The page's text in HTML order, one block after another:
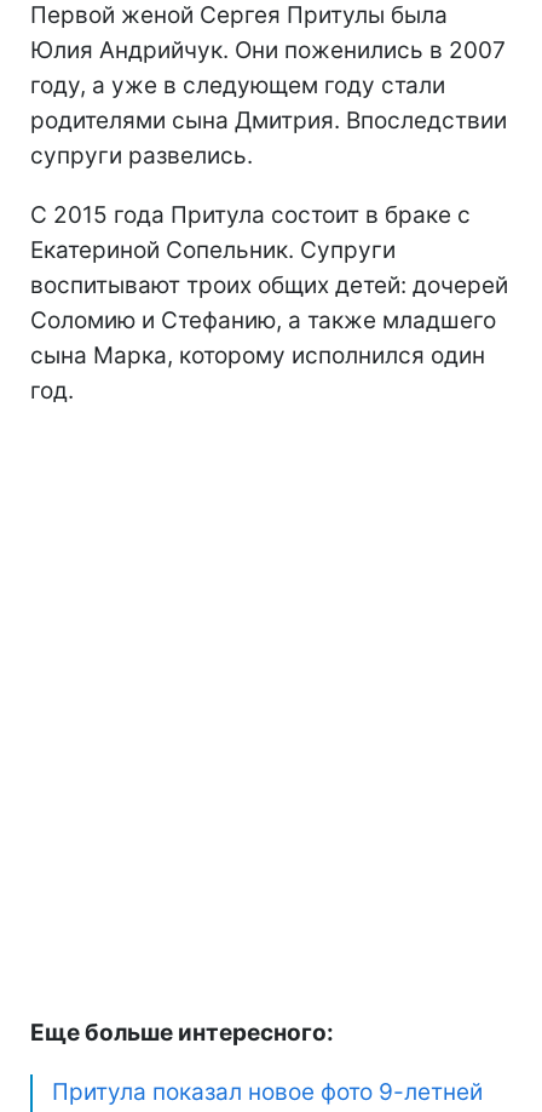
Первой женой Сергея Притулы была
Юлия Андрийчук. Они поженились в 2007
году, а уже в следующем году стали
родителями сына Дмитрия. Впоследствии
супруги развелись.
С 2015 года Притула состоит в браке с
Екатериной Сопельник. Супруги
воспитывают троих общих детей: дочерей
Соломию и Стефанию, а также младшего
сына Марка, которому исполнился один
год.
Еще больше интересного:
Притула показал новое фото 9-летней